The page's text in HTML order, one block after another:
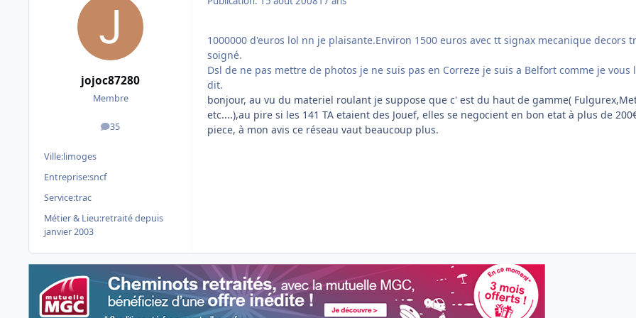
jojoc87280
Membre
35
messages
Ville:limoges
Entreprise:sncf
Service:trac
Métier & Lieu:retraité depuis
janvier 2003
1000000 d'euros lol nn je plaisante.Environ 1500 euros avec tt signax mecanique decors
soigné.
Dsl de ne pas mettre de photos je ne suis pas en Correze je suis a Belfort comme je vous
dit.
bonjour, au vu du materiel roulant je suppose que c' est du haut de gamme(
etc....),au pire si les 141 TA etaient des Jouef, elles se negocient en bon etat à plus de
piece, à mon avis ce réseau vaut beaucoup plus.